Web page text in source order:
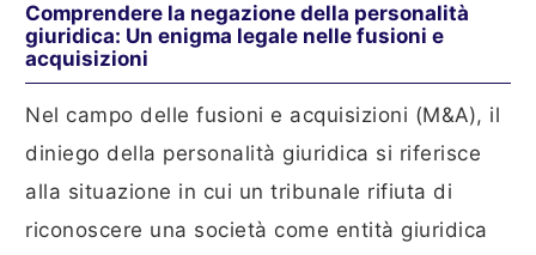
Comprendere la negazione della personalità
giuridica: Un enigma legale nelle fusioni e
acquisizioni
Nel campo delle fusioni e acquisizioni (M&A), il
diniego della personalità giuridica si riferisce
alla situazione in cui un tribunale rifiuta di
riconoscere una società come entità giuridica